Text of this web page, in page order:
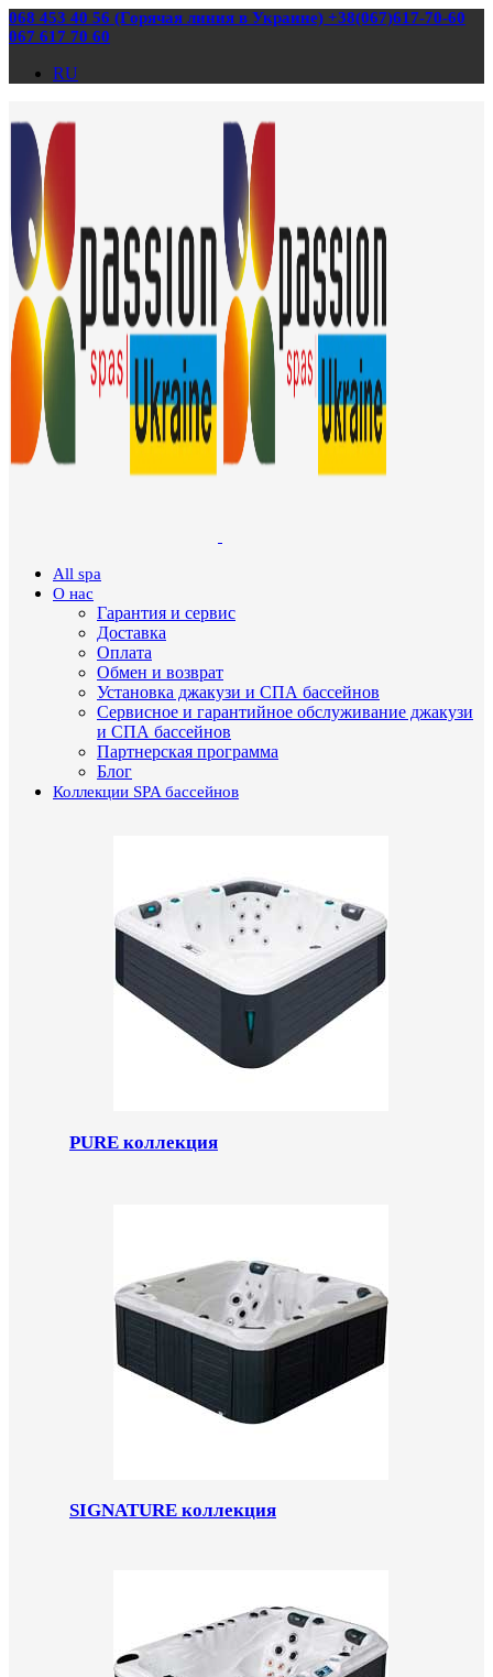
068 453 40 56 (Горячая линия в Украине) +38(067)617-70-60
067 617 70 60
RU
All spa
О нас
Гарантия и сервис
Доставка
Оплата
Обмен и возврат
Установка джакузи и СПА бассейнов
Сервисное и гарантийное обслуживание джакузи
и СПА бассейнов
Партнерская программа
Блог
Коллекции SPA бассейнов
PURE коллекция
SIGNATURE коллекция